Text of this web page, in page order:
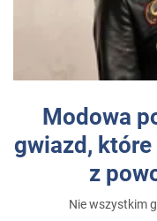
Modowa
gwiazd,
z
Nie wszystkim